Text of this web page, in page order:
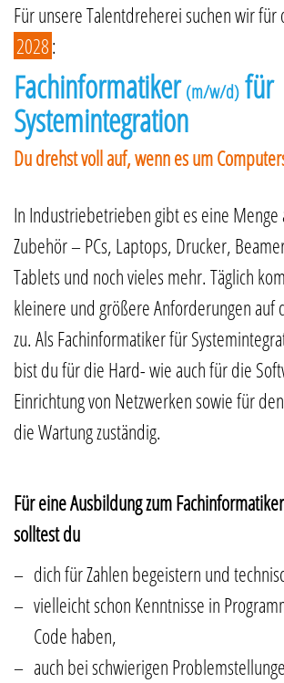
Für unsere Talentdreherei suchen wir für
2028:
Fachinformatiker(m/w/d) für
Systemintegration
Du drehst voll auf, wenn es um
In Industriebetrieben gibt es eine Menge
Zubehör – PCs, Laptops, Drucker,
Tablets und noch vieles mehr. Täglich
kleinere und größere Anforderungen auf
zu. Als Fachinformatiker für
bist du für die Hard- wie auch für die
Einrichtung von Netzwerken sowie für
die Wartung zuständig.
Für eine Ausbildung zum
solltest du
dich für Zahlen begeistern und
vielleicht schon Kenntnisse in
Code haben,
auch bei schwierigen